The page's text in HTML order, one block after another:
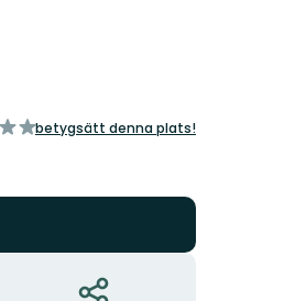
betygsätt denna plats!